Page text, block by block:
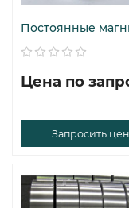
Постоянные
Цена по
Запросить